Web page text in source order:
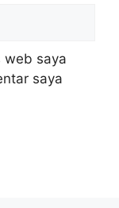
web saya
saya